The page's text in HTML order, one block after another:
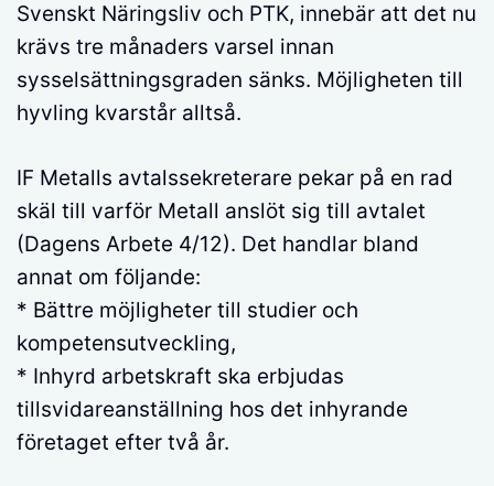
Svenskt Näringsliv och PTK, innebär att det nu
krävs tre månaders varsel innan
sysselsättningsgraden sänks. Möjligheten till
hyvling kvarstår alltså.
IF Metalls avtalssekreterare pekar på en rad
skäl till varför Metall anslöt sig till avtalet
(Dagens Arbete 4/12). Det handlar bland
annat om följande:
* Bättre möjligheter till studier och
kompetensutveckling,
* Inhyrd arbetskraft ska erbjudas
tillsvidareanställning hos det inhyrande
företaget efter två år.